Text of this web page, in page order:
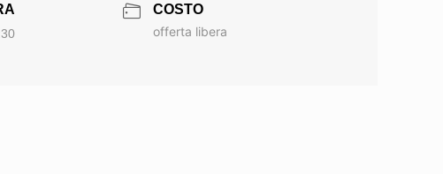
COSTO
offerta libera